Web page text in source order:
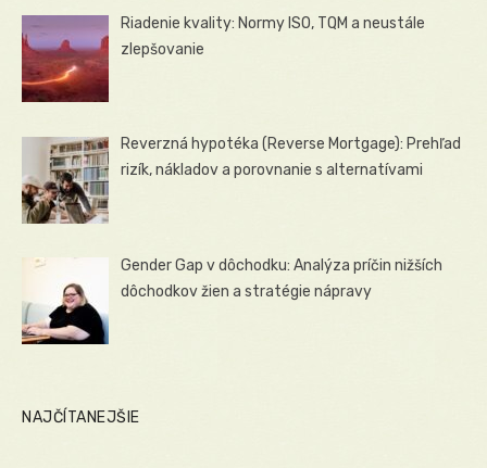
Riadenie kvality: Normy ISO, TQM a neustále
zlepšovanie
Reverzná hypotéka (Reverse Mortgage): Prehľad
rizík, nákladov a porovnanie s alternatívami
Gender Gap v dôchodku: Analýza príčin nižších
dôchodkov žien a stratégie nápravy
NAJČÍTANEJŠIE